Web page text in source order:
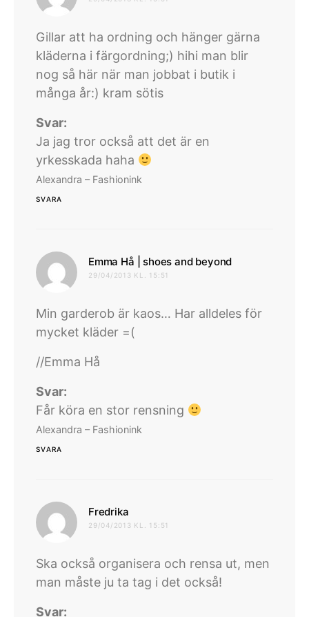
Gillar att ha ordning och hänger gärna
kläderna i färgordning;) hihi man blir
nog så här när man jobbat i butik i
många år:) kram sötis
Svar:
Ja jag tror också att det är en
yrkesskada haha
Alexandra – Fashionink
SVARA
Emma Hå | shoes and beyond
29/04/2013 KL. 15:51
Min garderob är kaos… Har alldeles för
mycket kläder =(
//Emma Hå
Svar:
Får köra en stor rensning
Alexandra – Fashionink
SVARA
Fredrika
29/04/2013 KL. 15:51
Ska också organisera och rensa ut, men
man måste ju ta tag i det också!
Svar: